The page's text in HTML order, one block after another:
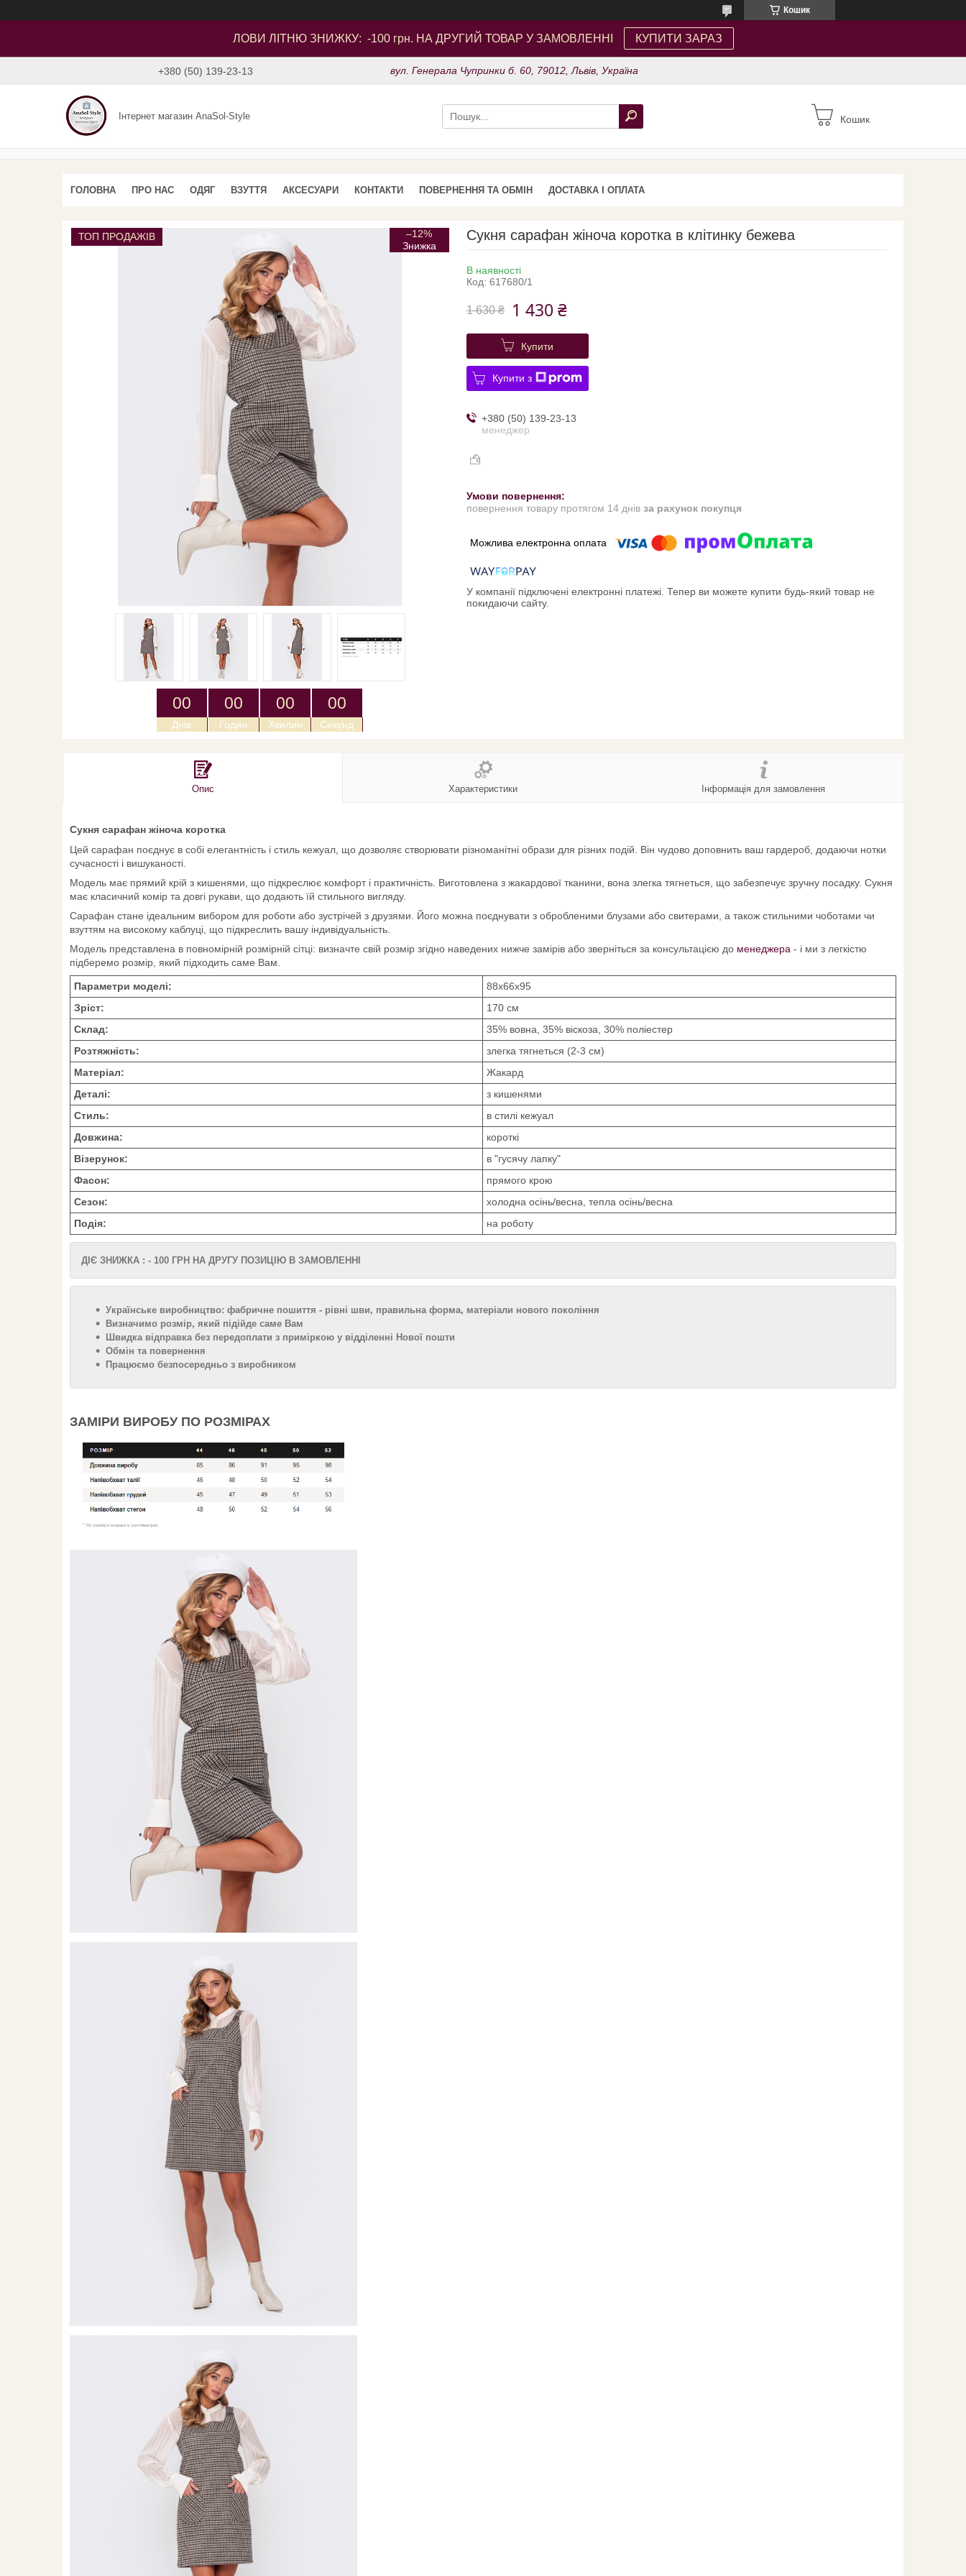
Кошик
ЛОВИ ЛІТНЮ ЗНИЖКУ: -100 грн. НА ДРУГИЙ ТОВАР У ЗАМОВЛЕННІ КУПИТИ ЗАРАЗ
+380 (50) 139-23-13 вул. Генерала Чупринки б. 60, 79012, Львів, Україна
Інтернет магазин AnaSol-Style Кошик
ГОЛОВНА ПРО НАС ОДЯГ ВЗУТТЯ АКСЕСУАРИ КОНТАКТИ ПОВЕРНЕННЯ ТА ОБМІН ДОСТАВКА І ОПЛАТА
ТОП ПРОДАЖІВ –12%
00
Днів
00
Годин
00
Хвилин
00
Секунд
Сукня сарафан жіноча коротка в клітинку бежева
В наявності
Код: 617680/1
1 630 ₴ 1 430 ₴
Купити
Купити з
+380 (50) 139-23-13
менеджер
повернення товару протягом 14 днів за рахунок покупця
У компанії підключені електронні платежі. Тепер ви можете купити будь-який товар не
покидаючи сайту.
Опис Характеристики Інформація для замовлення
Сукня сарафан жіноча коротка
Цей сарафан поєднує в собі елегантність і стиль кежуал, що дозволяє створювати різноманітні образи для різних подій. Він чудово доповнить ваш гардероб, додаючи нотки
сучасності і вишуканості.
Модель має прямий крій з кишенями, що підкреслює комфорт і практичність. Виготовлена з жакардової тканини, вона злегка тягнеться, що забезпечує зручну посадку. Сукня
має класичний комір та довгі рукави, що додають їй стильного вигляду.
Сарафан стане ідеальним вибором для роботи або зустрічей з друзями. Його можна поєднувати з обробленими блузами або свитерами, а також стильними чоботами чи
взуттям на високому каблуці, що підкреслить вашу індивідуальність.
Модель представлена в повномірній розмірній сітці: визначте свій розмір згідно наведених нижче замірів або зверніться за консультацією до менеджера - і ми з легкістю
підберемо розмір, який підходить саме Вам.
Параметри моделі:
88х66х95
Зріст:
170 см
Склад:
35% вовна, 35% віскоза, 30% поліестер
Розтяжність:
злегка тягнеться (2-3 см)
Матеріал:
Жакард
Деталі:
з кишенями
Стиль:
в стилі кежуал
Довжина:
короткі
Візерунок:
в "гусячу лапку"
Фасон:
прямого крою
Сезон:
холодна осінь/весна, тепла осінь/весна
Подія:
на роботу
ДІЄ ЗНИЖКА : - 100 ГРН НА ДРУГУ ПОЗИЦІЮ В ЗАМОВЛЕННІ
Українське виробництво: фабричне пошиття - рівні шви, правильна форма, матеріали нового покоління
Визначимо розмір, який підійде саме Вам
Швидка відправка без передоплати з приміркою у відділенні Нової пошти
Обмін та повернення
Працюємо безпосередньо з виробником
ЗАМІРИ ВИРОБУ ПО РОЗМІРАХ